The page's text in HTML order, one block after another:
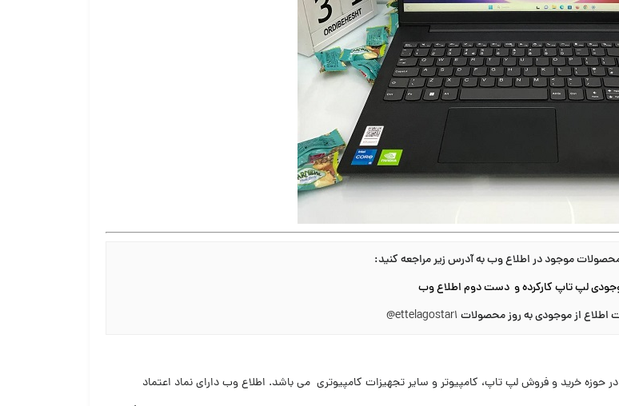
محصولات موجود در اطلاع وب به آدرس زیر مراجعه کنید:
لپ تاپ کارکرده و دست دوم اطلاع وب
اطلاع از موجودی به روز محصولات @ettelagostar1
اینترنتی در حوزه خرید و فروش لپ تاپ، کامپیوتر و سایر تجهیزات کامپیوتری می باشد. اطلاع وب دارای نماد اعتماد